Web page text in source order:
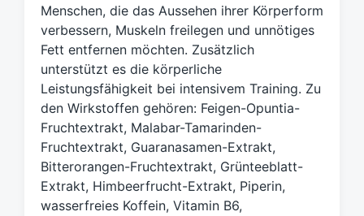
t
e
r
Menschen, die das Aussehen ihrer Körperform
verbessern, Muskeln freilegen und unnötiges
Fett entfernen möchten. Zusätzlich
unterstützt es die körperliche
Leistungsfähigkeit bei intensivem Training. Zu
den Wirkstoffen gehören: Feigen-Opuntia-
Fruchtextrakt, Malabar-Tamarinden-
Fruchtextrakt, Guaranasamen-Extrakt,
Bitterorangen-Fruchtextrakt, Grünteeblatt-
Extrakt, Himbeerfrucht-Extrakt, Piperin,
wasserfreies Koffein, Vitamin B6,